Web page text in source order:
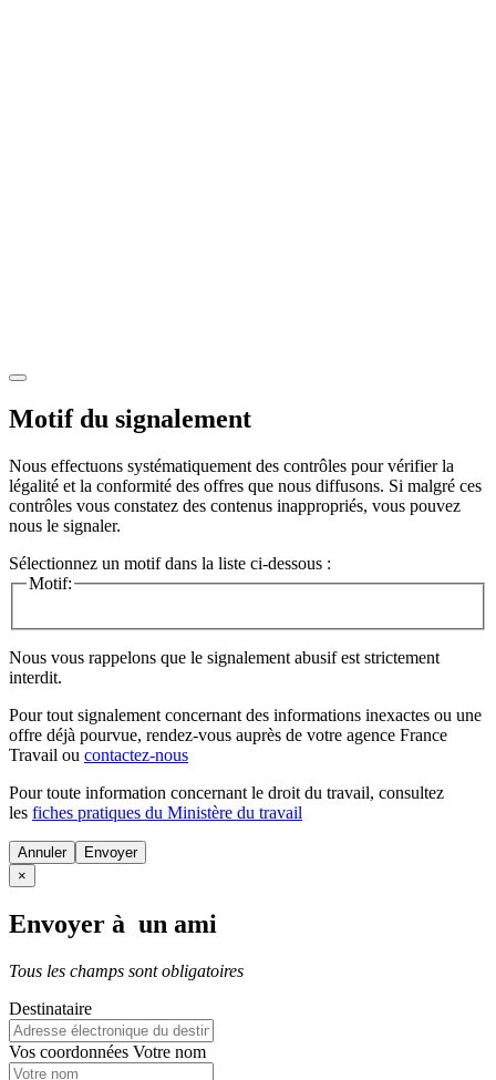
Motif du signalement
Nous effectuons systématiquement des contrôles pour vérifier la
légalité et la conformité des offres que nous diffusons. Si malgré ces
contrôles vous constatez des contenus inappropriés, vous pouvez
nous le signaler.
Sélectionnez un motif dans la liste ci-dessous :
Motif:
Nous vous rappelons que le signalement abusif est strictement
interdit.
Pour tout signalement concernant des informations inexactes ou une
offre déjà pourvue, rendez-vous auprès de votre agence France
Travail ou contactez-nous
Pour toute information concernant le droit du travail, consultez
les fiches pratiques du Ministère du travail
Annuler
×
Envoyer à un ami
Tous les champs sont obligatoires
Destinataire
Vos coordonnées Votre nom